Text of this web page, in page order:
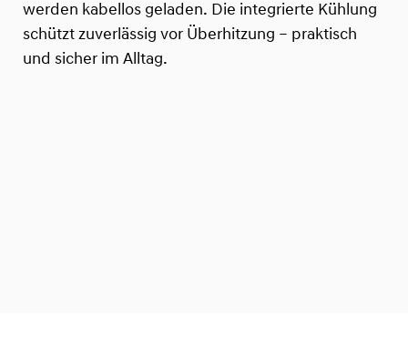
werden kabellos geladen. Die integrierte Kühlung
schützt zuverlässig vor Überhitzung – praktisch
und sicher im Alltag.